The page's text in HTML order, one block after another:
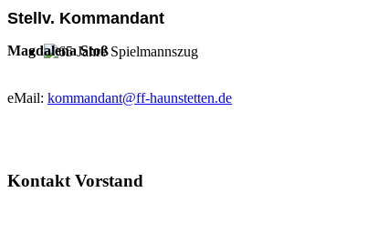
Stellv. Kommandant
Magdalena Stoß
eMail: kommandant@ff-haunstetten.de
Kontakt Vorstand